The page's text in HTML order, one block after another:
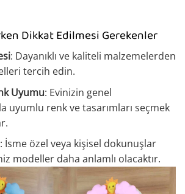
Dikkat Edilmesi Gerekenler
: Dayanıklı ve kaliteli malzemelerden
tercih edin.
Uyumu: Evinizin genel
uyumlu renk ve tasarımları seçmek
: İsme özel veya kişisel dokunuşlar
modeller daha anlamlı olacaktır.